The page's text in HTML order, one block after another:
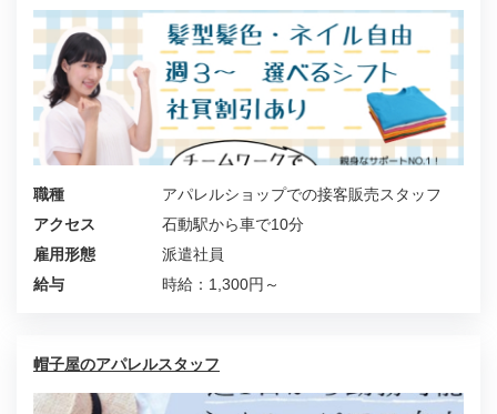
職種
アパレルショップでの接客販売スタッフ
アクセス
石動駅から車で10分
雇用形態
派遣社員
給与
時給：1,300円～
帽子屋のアパレルスタッフ